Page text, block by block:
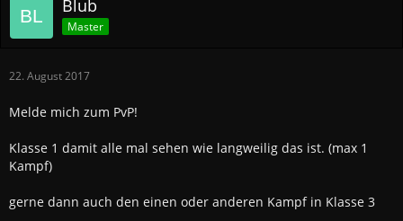
Blub
Master
22. August 2017
Melde mich zum PvP!
Klasse 1 damit alle mal sehen wie langweilig das ist. (max 1
Kampf)
gerne dann auch den einen oder anderen Kampf in Klasse 3